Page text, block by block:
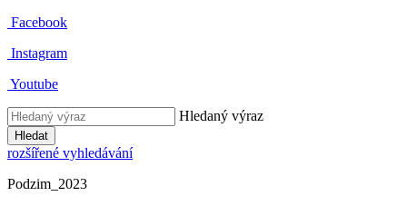
Facebook
Instagram
Youtube
Hledaný výraz
Hledat
rozšířené vyhledávání
Podzim_2023